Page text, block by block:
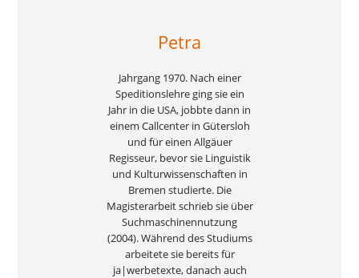
Petra
Jahrgang 1970. Nach einer
Speditionslehre ging sie ein
Jahr in die USA, jobbte dann in
einem Callcenter in Gütersloh
und für einen Allgäuer
Regisseur, bevor sie Linguistik
und Kulturwissenschaften in
Bremen studierte. Die
Magisterarbeit schrieb sie über
Suchmaschinennutzung
(2004). Während des Studiums
arbeitete sie bereits für
ja|werbetexte, danach auch